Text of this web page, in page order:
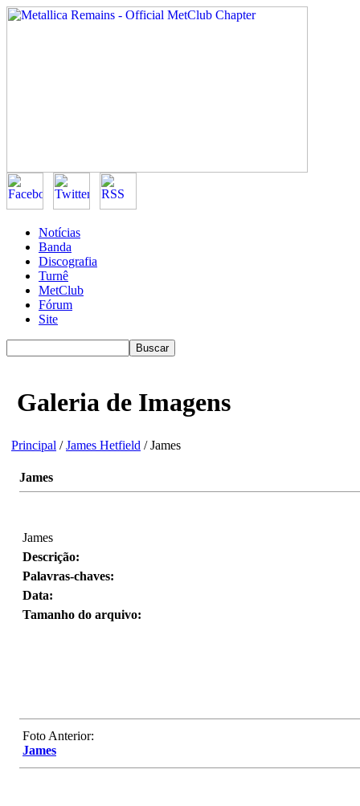
Notícias
Banda
Discografia
Turnê
MetClub
Fórum
Site
Galeria de Imagens
Principal /James Hetfield / James
James
James
Descrição:
Palavras-chaves:
Data:
Tamanho do arquivo:
Foto Anterior:
James